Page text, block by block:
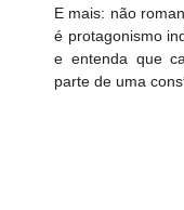
E mais: não
é protagonismo
e entenda que
parte de uma